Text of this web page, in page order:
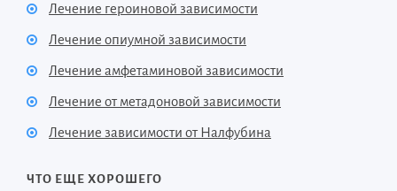
Лечение героиновой зависимости
Лечение опиумной зависимости
Лечение амфетаминовой зависимости
Лечение от метадоновой зависимости
Лечение зависимости от Налфубина
ЧТО ЕЩЕ ХОРОШЕГО